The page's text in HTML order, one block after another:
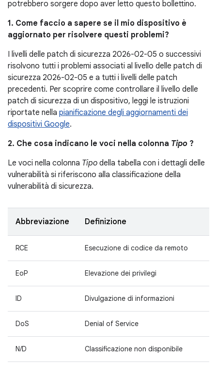
potrebbero sorgere dopo aver letto questo bollettino.
1. Come faccio a sapere se il mio dispositivo è
aggiornato per risolvere questi problemi?
I livelli delle patch di sicurezza 2026-02-05 o successivi
risolvono tutti i problemi associati al livello delle patch di
sicurezza 2026-02-05 e a tutti i livelli delle patch
precedenti. Per scoprire come controllare il livello delle
patch di sicurezza di un dispositivo, leggi le istruzioni
riportate nella pianificazione degli aggiornamenti dei
dispositivi Google.
2. Che cosa indicano le voci nella colonna Tipo ?
Le voci nella colonna Tipo della tabella con i dettagli delle
vulnerabilità si riferiscono alla classificazione della
vulnerabilità di sicurezza.
Abbreviazione Definizione
RCE Esecuzione di codice da remoto
EoP Elevazione dei privilegi
ID Divulgazione di informazioni
DoS Denial of Service
N/D Classificazione non disponibile